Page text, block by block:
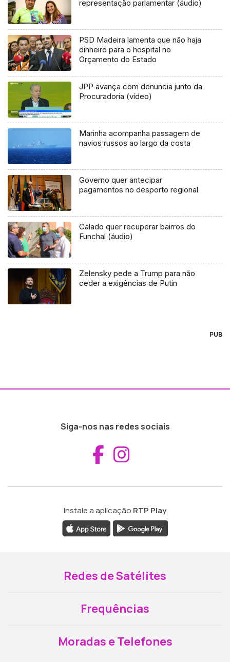
representação parlamentar (áudio)
PSD Madeira lamenta que não haja
dinheiro para o hospital no
Orçamento do Estado
JPP avança com denuncia junto da
Procuradoria (vídeo)
Marinha acompanha passagem de
navios russos ao largo da costa
Governo quer antecipar
pagamentos no desporto regional
Calado quer recuperar bairros do
Funchal (áudio)
Zelensky pede a Trump para não
ceder a exigências de Putin
PUB
Siga-nos nas redes sociais
Aceder ao
Instale a aplicação RTP Play
Redes de Satélites
Frequências
Moradas e Telefones